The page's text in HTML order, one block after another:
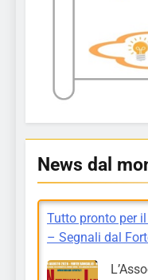
News dal
Tutto pronto per
– Segnali dal